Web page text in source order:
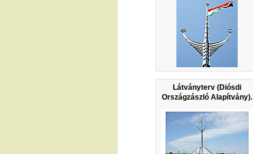
Látványterv (Diósdi
Országzászló Alapítvány).